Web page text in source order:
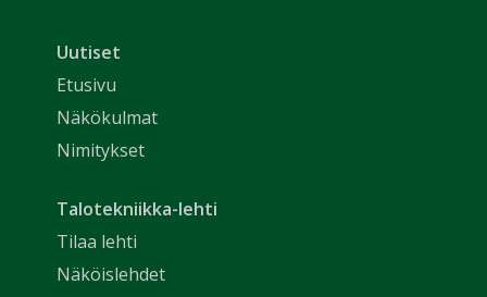
Uutiset
Etusivu
Näkökulmat
Nimitykset
Talotekniikka-lehti
Tilaa lehti
Näköislehdet